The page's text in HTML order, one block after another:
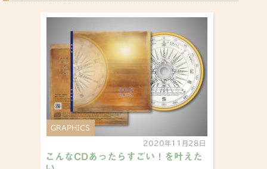
GRAPHICS
2020年11月28日
こんなCDあったらすごい！を叶えた